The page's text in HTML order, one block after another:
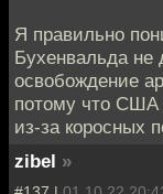
Я правильно
Бухенвальда
освобождение
потому что США
из-за коросных
zibel »